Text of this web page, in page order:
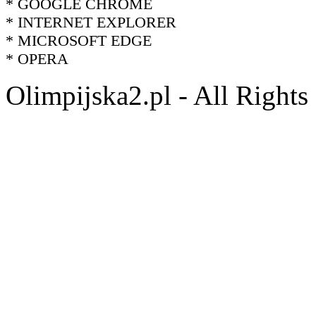
* GOOGLE CHROME
* INTERNET EXPLORER
* MICROSOFT EDGE
* OPERA
Olimpijska2.pl - All Rights